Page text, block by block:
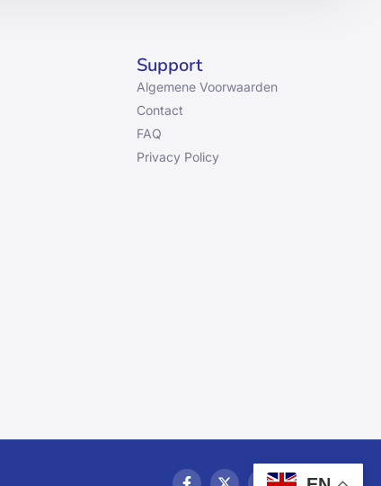
Support
Algemene Voorwaarden
Contact
FAQ
Privacy Policy